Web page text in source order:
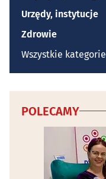
Urzędy, instytucje
Zdrowie
Wszystkie kategorie
POLECAMY